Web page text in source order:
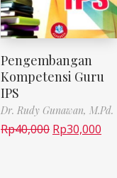
Pengembangan
Kompetensi Guru
IPS
Dr. Rudy Gunawan, M.Pd.
Rp40,000 Rp30,000